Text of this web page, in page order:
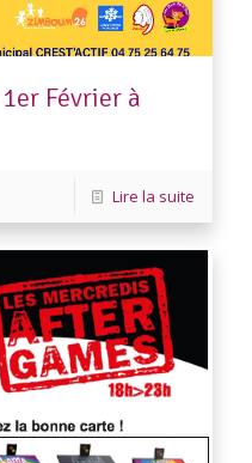
Février à
Lire la suite